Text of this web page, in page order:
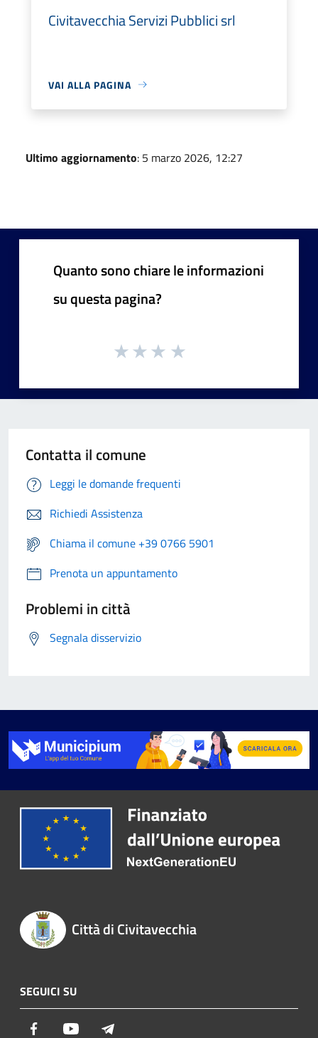
Civitavecchia Servizi Pubblici srl
VAI ALLA PAGINA
Ultimo aggiornamento: 5 marzo 2026, 12:27
Quanto sono chiare le informazioni
su questa pagina?
Contatta il comune
Leggi le domande frequenti
Richiedi Assistenza
Chiama il comune +39 0766 5901
Prenota un appuntamento
Problemi in città
Segnala disservizio
Città di Civitavecchia
SEGUICI SU
Facebook Youtube